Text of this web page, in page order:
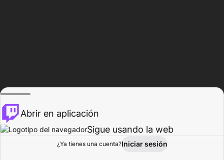
Explorar Actividad
Abrir en aplicación
Sigue usando la web
¿Ya tienes una cuenta?Iniciar sesión